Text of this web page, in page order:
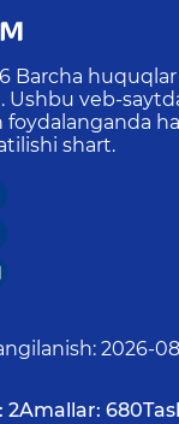
Barcha huquqlar
Ushbu veb-
foydalanganda
shart.
: 2026-
2Amallar: 680